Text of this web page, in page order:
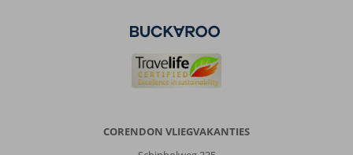
CORENDON VLIEGVAKANTIES